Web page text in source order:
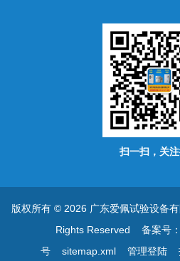
扫一扫，关
版权所有 © 2026 广东爱佩试验设备
Rights Reserved 备案号
号
sitemap.xml 管理登陆